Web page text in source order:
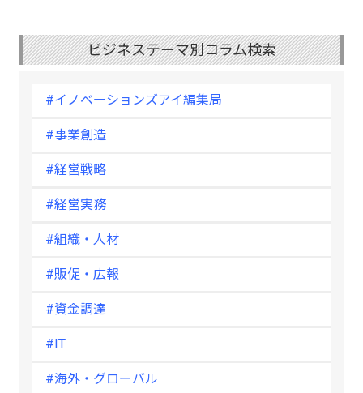
ビジネステーマ別コラム検索
#イノベーションズアイ編集局
#事業創造
#経営戦略
#経営実務
#組織・人材
#販促・広報
#資金調達
#IT
#海外・グローバル